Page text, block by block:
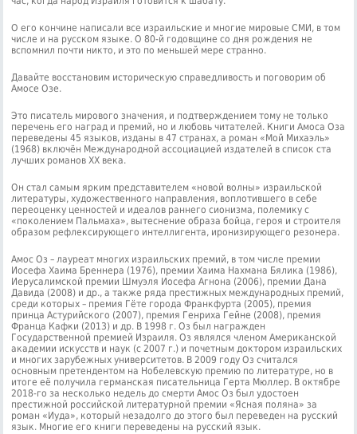
О его кончине написали все израильские и многие мировые СМИ, в том
числе и на русском языке. О 80-й годовщине со дня рождения не
вспомнил почти никто, и это по меньшей мере странно.
Давайте восстановим историческую справедливость и поговорим об
Амосе Озе.
Это писатель мирового значения, и подтверждением тому не только
перечень его наград и премий, но и любовь читателей. Книги Амоса Оза
переведены 45 языков, изданы в 47 странах, а роман «Мой Михаэль»
(1968) включён Международной ассоциацией издателей в список ста
лучших романов XX века.
Он стал самым ярким представителем «новой волны» израильской
литературы, художественного направления, воплотившего в себе
переоценку ценностей и идеалов раннего сионизма, полемику с
«поколением Пальмаха», вытеснение образа бойца, героя и строителя
образом рефлексирующего интеллигента, иронизирующего резонера.
Амос Оз – лауреат многих израильских премий, в том числе премии
Иосефа Хаима Бреннера (1976), премии Хаима Нахмана Бялика (1986),
Иерусалимской премии Шмуэля Иосефа Агнона (2006), премии Дана
Давида (2008) и др., а также ряда престижных международных премий,
среди которых – премия Гёте города Франкфурта (2005), премия
принца Астурийского (2007), премия Генриха Гейне (2008), премия
Франца Кафки (2013) и др. В 1998 г. Оз был награжден
Государственной премией Израиля. Оз являлся членом Американской
академии искусств и наук (с 2007 г.) и почетным доктором израильских
и многих зарубежных университетов. В 2009 году Оз считался
основным претендентом на Нобелевскую премию по литературе, но в
итоге её получила германская писательница Герта Мюллер. В октябре
2018-го за несколько недель до смерти Амос Оз был удостоен
престижной российской литературной премии «Ясная поляна» за
роман «Иуда», который незадолго до этого был переведен на русский
язык. Многие его книги переведены на русский язык.